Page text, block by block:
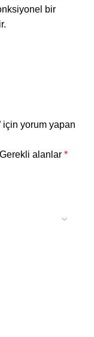
bir
için yorum yapan
Gerekli alanlar *